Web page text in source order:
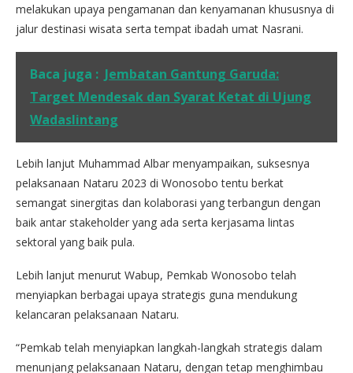
melakukan upaya pengamanan dan kenyamanan khususnya di
jalur destinasi wisata serta tempat ibadah umat Nasrani.
Baca juga : Jembatan Gantung Garuda:
Target Mendesak dan Syarat Ketat di Ujung
Wadaslintang
Lebih lanjut Muhammad Albar menyampaikan, suksesnya
pelaksanaan Nataru 2023 di Wonosobo tentu berkat
semangat sinergitas dan kolaborasi yang terbangun dengan
baik antar stakeholder yang ada serta kerjasama lintas
sektoral yang baik pula.
Lebih lanjut menurut Wabup, Pemkab Wonosobo telah
menyiapkan berbagai upaya strategis guna mendukung
kelancaran pelaksanaan Nataru.
“Pemkab telah menyiapkan langkah-langkah strategis dalam
menunjang pelaksanaan Nataru, dengan tetap menghimbau